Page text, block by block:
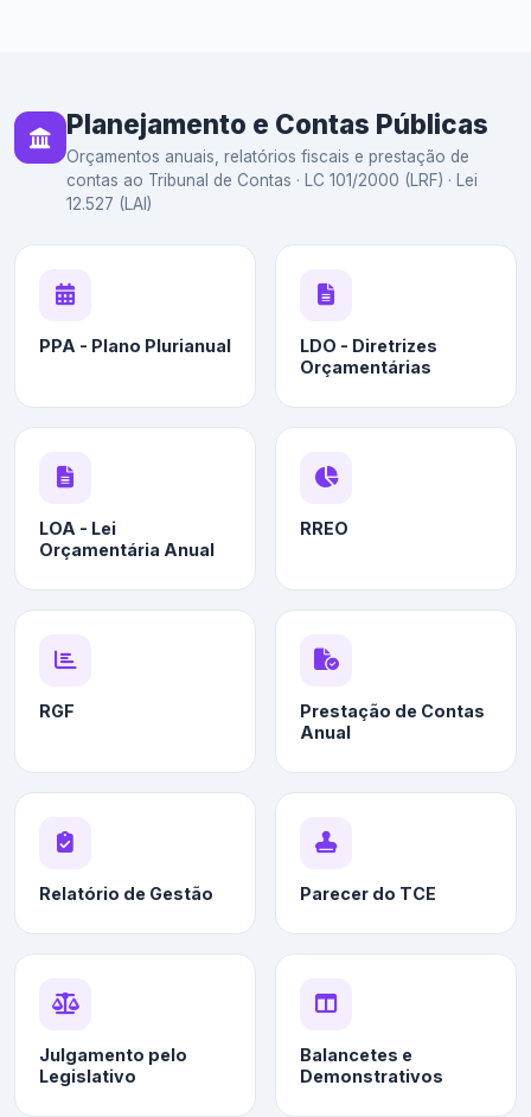
Planejamento e Contas Públicas
Orçamentos anuais, relatórios fiscais e prestação de
contas ao Tribunal de Contas · LC 101/2000 (LRF) · Lei
12.527 (LAI)
PPA - Plano Plurianual
LDO - Diretrizes
Orçamentárias
LOA - Lei
Orçamentária Anual
RREO
RGF
Prestação de Contas
Anual
Relatório de Gestão Parecer do TCE
Julgamento pelo
Legislativo
Balancetes e
Demonstrativos